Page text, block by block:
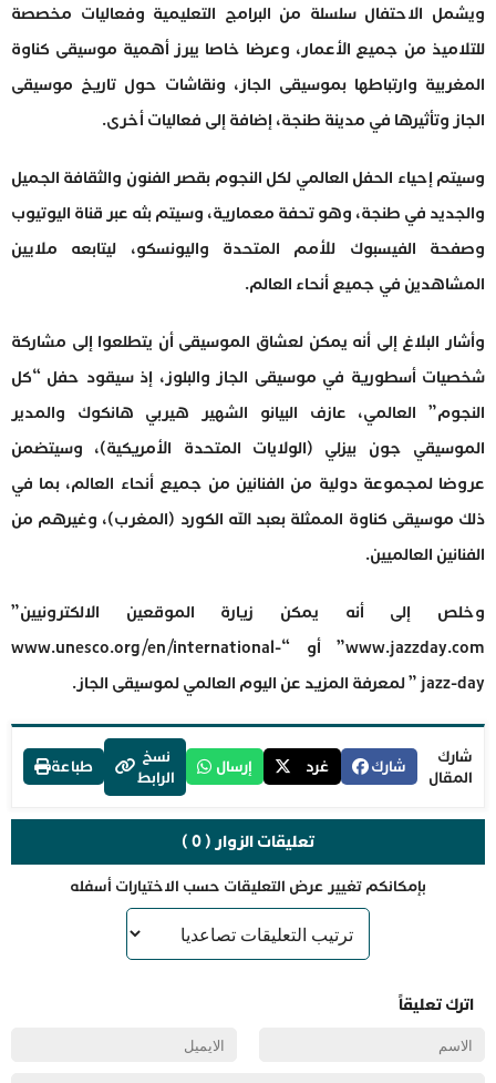
ويشمل الاحتفال سلسلة من البرامج التعليمية وفعاليات مخصصة
للتلاميذ من جميع الأعمار، وعرضا خاصا يبرز أهمية موسيقى كناوة
المغربية وارتباطها بموسيقى الجاز، ونقاشات حول تاريخ موسيقى
الجاز وتأثيرها في مدينة طنجة، إضافة إلى فعاليات أخرى.
وسيتم إحياء الحفل العالمي لكل النجوم بقصر الفنون والثقافة الجميل
والجديد في طنجة، وهو تحفة معمارية، وسيتم بثه عبر قناة اليوتيوب
وصفحة الفيسبوك للأمم المتحدة واليونسكو، ليتابعه ملايين
المشاهدين في جميع أنحاء العالم.
وأشار البلاغ إلى أنه يمكن لعشاق الموسيقى أن يتطلعوا إلى مشاركة
شخصيات أسطورية في موسيقى الجاز والبلوز، إذ سيقود حفل “كل
النجوم” العالمي، عازف البيانو الشهير هيربي هانكوك والمدير
الموسيقي جون بيزلي (الولايات المتحدة الأمريكية)، وسيتضمن
عروضا لمجموعة دولية من الفنانين من جميع أنحاء العالم، بما في
ذلك موسيقى كناوة الممثلة بعبد الله الكورد (المغرب)، وغيرهم من
الفنانين العالميين.
وخلص إلى أنه يمكن زيارة الموقعين الالكترونيين”
www.jazzday.com” أو “www.unesco.org/en/international-
jazz-day ” لمعرفة المزيد عن اليوم العالمي لموسيقى الجاز.
شارك
المقال
شارك غرد إرسال
نسخ
الرابط
طباعة
تعليقات الزوار ( 0 )
بإمكانكم تغيير عرض التعليقات حسب الاختيارات أسفله
اترك تعليقاً